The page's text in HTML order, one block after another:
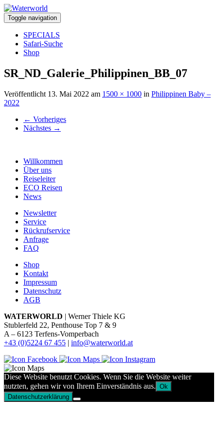
Toggle navigation
SPECIALS
Safari-Suche
Shop
SR_ND_Galerie_Philippinen_BB_07
Veröffentlicht 13. Mai 2022 am 1500 × 1000 in Philippinen Baby –
2022
← Vorheriges
Nächstes →
Willkommen
Über uns
Reiseleiter
ECO Reisen
News
Newsletter
Service
Rückrufservice
Anfrage
FAQ
Shop
Kontakt
Impressum
Datenschutz
AGB
WATERWORLD | Werner Thiele KG
Stublerfeld 22, Penthouse Top 7 & 9
A – 6123 Terfens-Vomperbach
+43 (0)5224 67 455 | info@waterworld.at
Diese Website benutzt Cookies. Wenn Sie die Website weiter
nutzten, gehen wir von Ihrem Einverständnis aus. Ok
Datenschutzerklärung